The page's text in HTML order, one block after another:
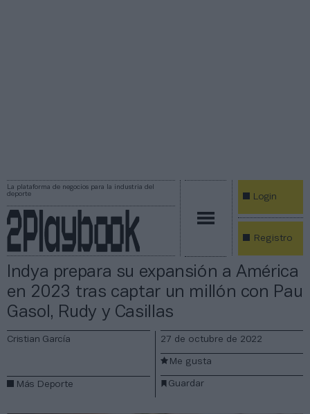
La plataforma de negocios para la industria del
deporte
Login
Registro
Indya prepara su expansión a América
en 2023 tras captar un millón con Pau
Gasol, Rudy y Casillas
Cristian García
Más Deporte
27 de octubre de 2022
Guardar
Me gusta